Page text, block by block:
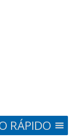
RÁPIDO